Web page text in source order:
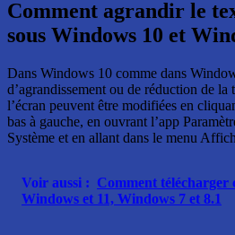
Comment agrandir le
sous Windows 10 et
Dans Windows 10 comme dans
d’agrandissement ou de réduction de la
l’écran peuvent être modifiées en
bas à gauche, en ouvrant l’app
Système et en allant dans le menu
Voir aussi : Comment télécharger
Windows et 11, Windows 7 et 8.1